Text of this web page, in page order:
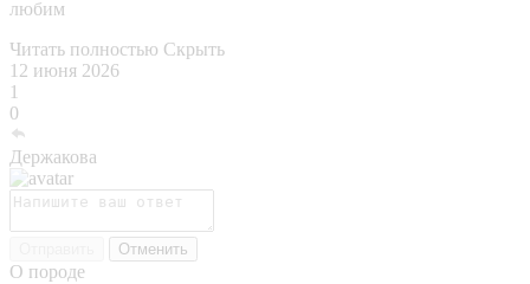
любим
Читать полностью Скрыть
12 июня 2026
1
0
Держакова
Отменить
О породе